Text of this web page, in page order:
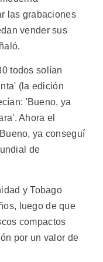
las grabaciones
vender sus
todos solían
(la edición
'Bueno, ya
Ahora el
ya conseguí
de
y Tobago
luego de que
compactos
por un valor de